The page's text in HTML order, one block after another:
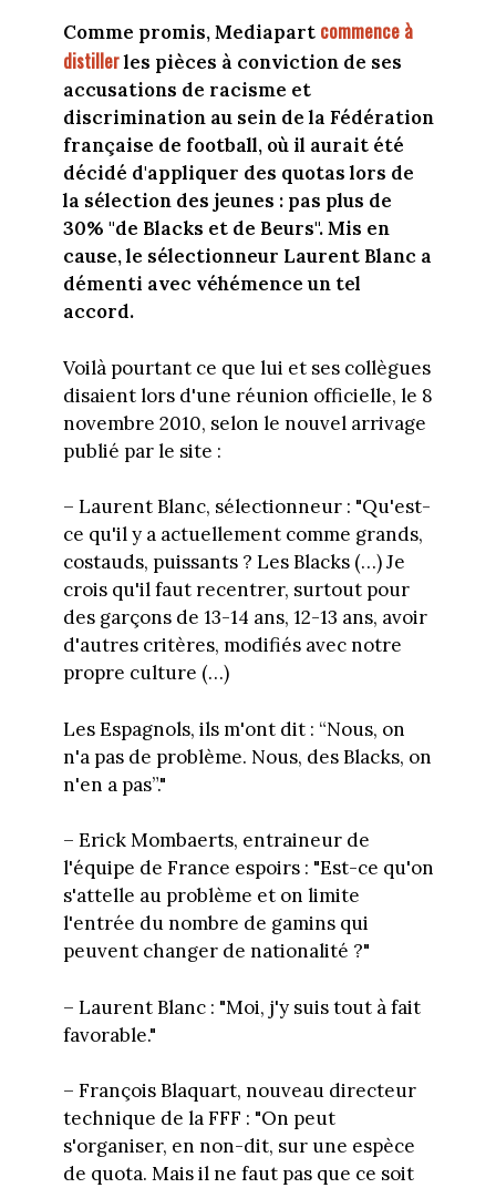
Comme promis, Mediapart commence à
distillerles pièces à conviction de ses
accusations de racisme et
discrimination au sein de la Fédération
française de football, où il aurait été
décidé d'appliquer des quotas lors de
la sélection des jeunes : pas plus de
30% "de Blacks et de Beurs". Mis en
cause, le sélectionneur Laurent Blanc a
démenti avec véhémence un tel
accord.
Voilà pourtant ce que lui et ses collègues
disaient lors d'une réunion officielle, le 8
novembre 2010, selon le nouvel arrivage
publié par le site :
– Laurent Blanc, sélectionneur : "Qu'est-
ce qu'il y a actuellement comme grands,
costauds, puissants ? Les Blacks (…) Je
crois qu'il faut recentrer, surtout pour
des garçons de 13-14 ans, 12-13 ans, avoir
d'autres critères, modifiés avec notre
propre culture (…)
Les Espagnols, ils m'ont dit : “Nous, on
n'a pas de problème. Nous, des Blacks, on
n'en a pas”."
– Erick Mombaerts, entraineur de
l'équipe de France espoirs : "Est-ce qu'on
s'attelle au problème et on limite
l'entrée du nombre de gamins qui
peuvent changer de nationalité ?"
– Laurent Blanc : "Moi, j'y suis tout à fait
favorable."
– François Blaquart, nouveau directeur
technique de la FFF : "On peut
s'organiser, en non-dit, sur une espèce
de quota. Mais il ne faut pas que ce soit